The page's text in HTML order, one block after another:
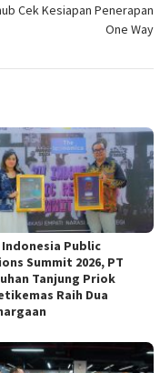
Cek Kesiapan Penerapan
One Way
Public
Summit 2026, PT
Tanjung Priok
Raih Dua